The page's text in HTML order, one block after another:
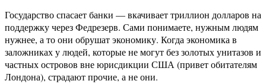
Государство спасает банки — вкачивает триллион долларов на
поддержку через Федрезерв. Сами понимаете, нужным людям
нужнее, а то они обрушат экономику. Когда экономика в
заложниках у людей, которые не могут без золотых унитазов и
частных островов вне юрисдикции США (привет обитателям
Лондона), страдают прочие, а не они.